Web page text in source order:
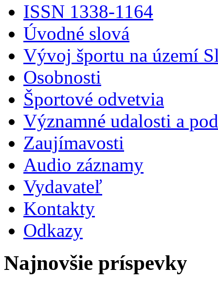
ISSN 1338-1164
Úvodné slová
Vývoj športu na území
Osobnosti
Športové odvetvia
Významné udalosti a
Zaujímavosti
Audio záznamy
Vydavateľ
Kontakty
Odkazy
Najnovšie príspevky